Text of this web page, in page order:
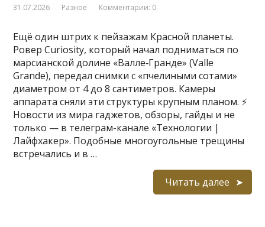
31.07.2026 Разное Комментарии: 0
Ещё один штрих к пейзажам Красной планеты.
Ровер Curiosity, который начал подниматься по
марсианской долине «Валле‑Гранде» (Valle
Grande), передал снимки с «пчелиными сотами»
диаметром от 4 до 8 сантиметров. Камеры
аппарата сняли эти структуры крупным планом. ⚡
Новости из мира гаджетов, обзоры, гайды и не
только — в телеграм-канале «Технологии |
Лайфхакер». Подобные многоугольные трещины
встречались и в …
Читать далее